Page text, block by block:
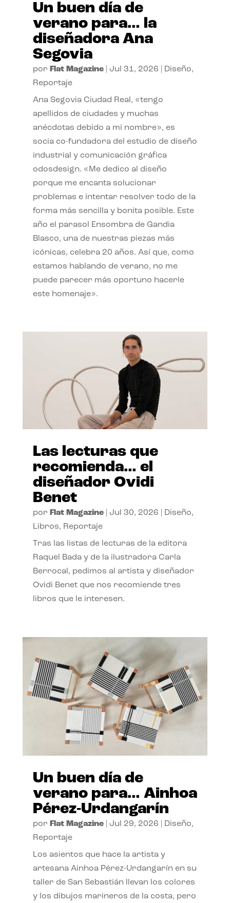
Un buen día de
verano para… la
diseñadora Ana
Segovia
por Flat Magazine| Jul 31, 2026 Diseño,
Reportaje
Ana Segovia Ciudad Real, «tengo
apellidos de ciudades y muchas
anécdotas debido a mi nombre», es
socia co-fundadora del estudio de diseño
industrial y comunicación gráfica
odosdesign. «Me dedico al diseño
porque me encanta solucionar
problemas e intentar resolver todo de la
forma más sencilla y bonita posible. Este
año el parasol Ensombra de Gandia
Blasco, una de nuestras piezas más
icónicas, celebra 20 años. Así que, como
estamos hablando de verano, no me
puede parecer más oportuno hacerle
este homenaje».
Las lecturas que
recomienda… el
diseñador Ovidi
Benet
por Flat Magazine| Jul 30, 2026 Diseño,
Libros, Reportaje
Tras las listas de lecturas de la editora
Raquel Bada y de la ilustradora Carla
Berrocal, pedimos al artista y diseñador
Ovidi Benet que nos recomiende tres
libros que le interesen.
Un buen día de
verano para… Ainhoa
Pérez-Urdangarín
por Flat Magazine| Jul 29, 2026 Diseño,
Reportaje
Los asientos que hace la artista y
artesana Ainhoa Pérez-Urdangarín en su
taller de San Sebastián llevan los colores
y los dibujos marineros de la costa, pero